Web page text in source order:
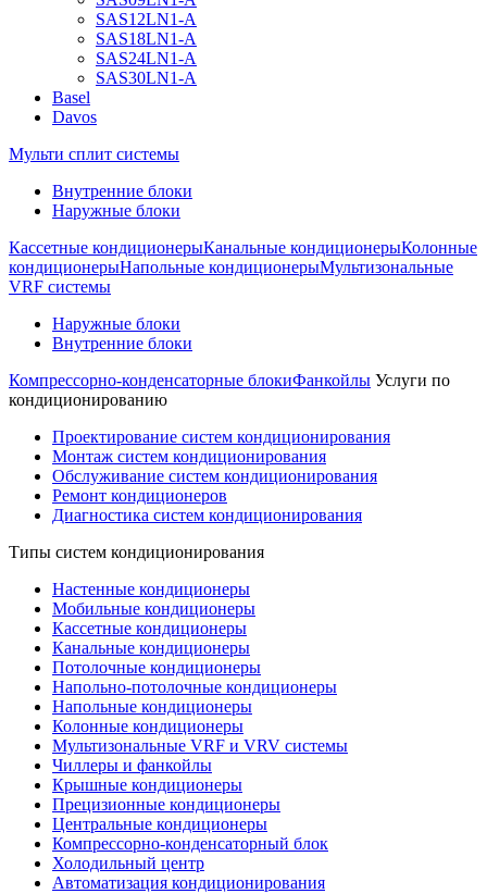
SAS12LN1-A
SAS18LN1-A
SAS24LN1-A
SAS30LN1-A
Basel
Davos
Мульти сплит системы
Внутренние блоки
Наружные блоки
Кассетные кондиционерыКанальные кондиционерыКолонные
кондиционерыНапольные кондиционерыМультизональные
VRF системы
Наружные блоки
Внутренние блоки
Компрессорно-конденсаторные блокиФанкойлы Услуги по
кондиционированию
Проектирование систем кондиционирования
Монтаж систем кондиционирования
Обслуживание систем кондиционирования
Ремонт кондиционеров
Диагностика систем кондиционирования
Типы систем кондиционирования
Настенные кондиционеры
Мобильные кондиционеры
Кассетные кондиционеры
Канальные кондиционеры
Потолочные кондиционеры
Напольно-потолочные кондиционеры
Напольные кондиционеры
Колонные кондиционеры
Мультизональные VRF и VRV системы
Чиллеры и фанкойлы
Крышные кондиционеры
Прецизионные кондиционеры
Центральные кондиционеры
Компрессорно-конденсаторный блок
Холодильный центр
Автоматизация кондиционирования